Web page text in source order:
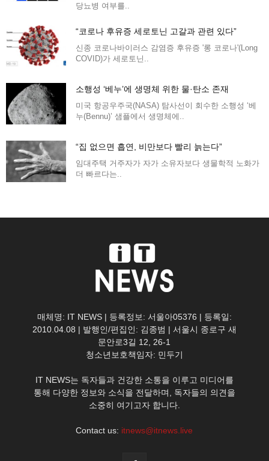
당뇨병 여부를..
“코로나 후유증 세로토닌 고갈과 관련 있다”
신종 코로나바이러스 감염증 후유증 '롱 코로나'(Long
COVID)가 세로토닌..
소행성 ‘베누’에 생명체 위한 물·탄소 존재
미국 항공우주국(NASA) 탐사선이 회수한 소행성 ‘베
누(Bennu)’ 샘플에서 생명체에..
“집 없으면 흡연, 비만보다 빨리 늙는다”
임대주택 거주자가 자가 소유자보다 생물학적 노화가
더 빠르다는..
매체명: IT NEWS | 등록정보: 서울아05376 | 등록일:
2010.04.08 | 발행인/편집인: 김종범 | 서울시 종로구 새
문안로3길 12, 26-1
청소년보호책임자: 민두기
IT NEWS는 독자들과 건강한 소통을 이루고 미디어를
통해 다양한 정보와 소식을 전달하며, 독자들의 의견을
소중히 여기고자 합니다.
Contact us: itnews@itnews.live